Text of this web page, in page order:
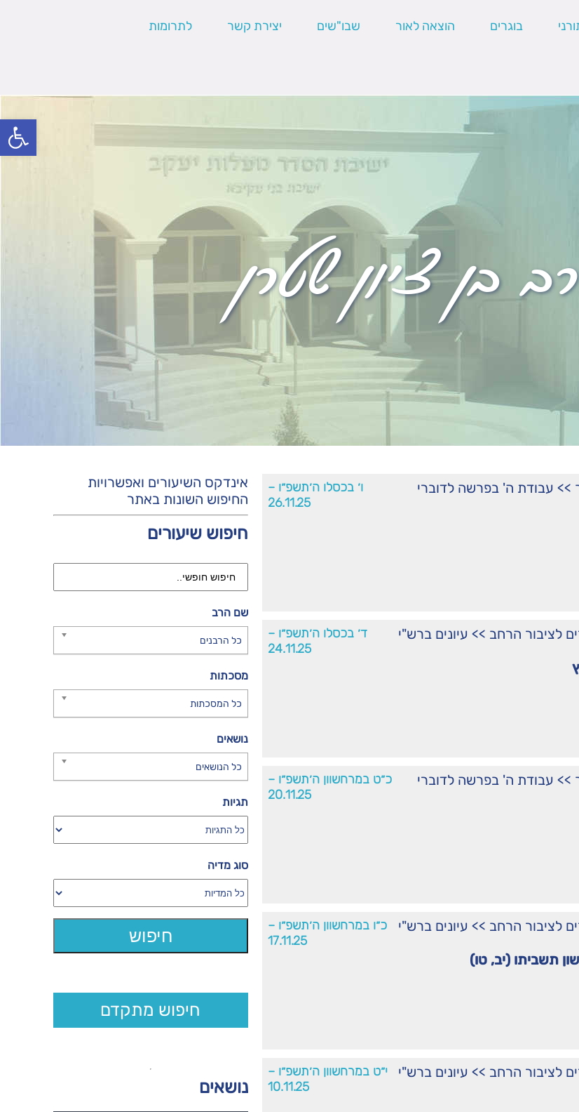
פתח
בוגרים הוצאה לאור שבו"שים יצירת קשר לתרומות
בן ציון שטרן
>> עבודת ה' בפרשה לדוברי
ו׳ בכסלו ה׳תשפ״ו –
26.11.25
לציבור הרחב >> עיונים ברש"י
ד׳ בכסלו ה׳תשפ״ו –
24.11.25
>> עבודת ה' בפרשה לדוברי
כ״ט במרחשוון ה׳תשפ״ו –
20.11.25
לציבור הרחב >> עיונים ברש"י
תשביתו (יב, טו)
כ״ו במרחשוון ה׳תשפ״ו –
17.11.25
לציבור הרחב >> עיונים ברש"י
י״ט במרחשוון ה׳תשפ״ו –
10.11.25
אינדקס השיעורים ואפשרויות
החיפוש השונות באתר
חיפוש שיעורים
שם הרב
כל הרבנים
מסכתות
כל המסכתות
נושאים
כל הנושאים
תגיות
סוג מדיה
חיפוש מתקדם
נושאים